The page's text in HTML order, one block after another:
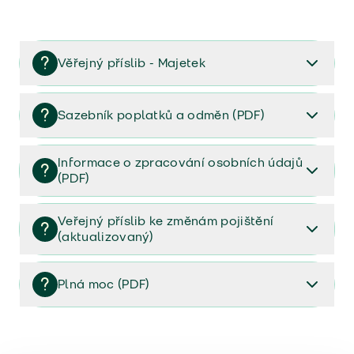
Věřejný příslib - Majetek
Věřejný příslib majetek 2023
Sazebník poplatků a odměn (PDF)
Sazebník poplatků a odměn (PDF)
Informace o zpracování osobních údajů
(PDF)
Informace o zpracování osobních údajů (PDF)
Veřejný příslib ke změnám pojištění
(aktualizovaný)
Veřejný příslib ke změnám pojištění (aktualizovaný)
Plná moc (PDF)